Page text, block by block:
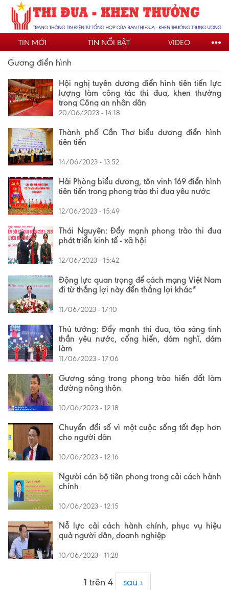
Nhảy
đến
nội
dungTIN MỚI TIN NỔI BẬT VIDEO
Gương điển hình
Hội nghị tuyên dương điển hình tiên tiến lực
lượng làm công tác thi đua, khen thưởng
trong Công an nhân dân
20/06/2023 - 14:18
Thành phố Cần Thơ biểu dương điển hình
tiên tiến
14/06/2023 - 13:52
Hải Phòng biểu dương, tôn vinh 169 điển hình
tiên tiến trong phong trào thi đua yêu nước
12/06/2023 - 15:49
Thái Nguyên: Đẩy mạnh phong trào thi đua
phát triển kinh tế - xã hội
12/06/2023 - 15:42
Động lực quan trọng để cách mạng Việt Nam
đi từ thắng lợi này đến thắng lợi khác*
11/06/2023 - 17:10
Thủ tướng: Đẩy mạnh thi đua, tỏa sáng tinh
thần yêu nước, cống hiến, dám nghĩ, dám
làm
11/06/2023 - 17:06
Gương sáng trong phong trào hiến đất làm
đường nông thôn
10/06/2023 - 12:18
Chuyển đổi số vì một cuộc sống tốt đẹp hơn
cho người dân
10/06/2023 - 12:16
Người cán bộ tiên phong trong cải cách hành
chính
10/06/2023 - 12:15
Nỗ lực cải cách hành chính, phục vụ hiệu
quả người dân, doanh nghiệp
10/06/2023 - 11:28
1 trên 4 sau ›